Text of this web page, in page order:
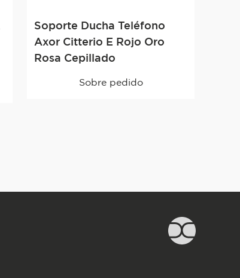
Soporte Ducha Teléfono
Axor Citterio E Rojo Oro
Rosa Cepillado
Sobre pedido